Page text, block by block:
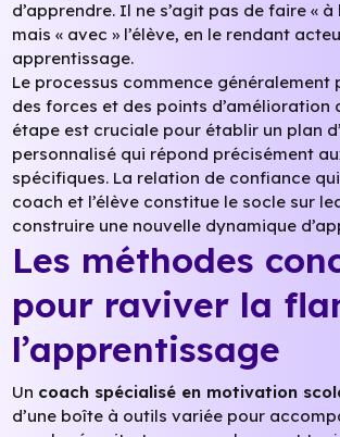
d’apprendre. Il ne s’agit pas de faire «
mais « avec » l’élève, en le rendant
apprentissage.
Le processus commence généralement
des forces et des points d’amélioration
étape est cruciale pour établir un plan
personnalisé qui répond précisément
spécifiques. La relation de confiance
coach et l’élève constitue le socle sur
construire une nouvelle dynamique
Les méthodes
pour raviver la
l’apprentissage
Un coach spécialisé en motivation
d’une boîte à outils variée pour